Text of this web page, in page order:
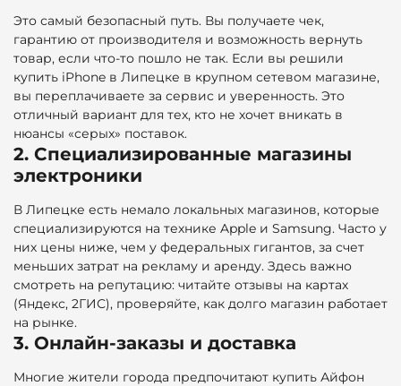
Это самый безопасный путь. Вы получаете чек,
гарантию от производителя и возможность вернуть
товар, если что-то пошло не так. Если вы решили
купить iPhone в Липецке в крупном сетевом магазине,
вы переплачиваете за сервис и уверенность. Это
отличный вариант для тех, кто не хочет вникать в
нюансы «серых» поставок.
2. Специализированные магазины
электроники
В Липецке есть немало локальных магазинов, которые
специализируются на технике Apple и Samsung. Часто у
них цены ниже, чем у федеральных гигантов, за счет
меньших затрат на рекламу и аренду. Здесь важно
смотреть на репутацию: читайте отзывы на картах
(Яндекс, 2ГИС), проверяйте, как долго магазин работает
на рынке.
3. Онлайн-заказы и доставка
Многие жители города предпочитают купить Айфон